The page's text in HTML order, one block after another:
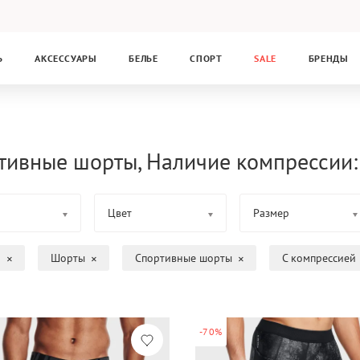
АКСЕССУАРЫ БЕЛЬЕ СПОРТ SALE БРЕНДЫ
шорты, Наличие
Цвет Размер
Шорты Спортивные шорты С компрессией
-70%